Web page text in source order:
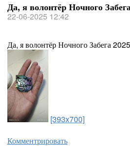
Да, я волонтёр Ночного
22-06-2025 12:42
Да, я волонтёр Ночного Забега
[393x700]
Комментрировать